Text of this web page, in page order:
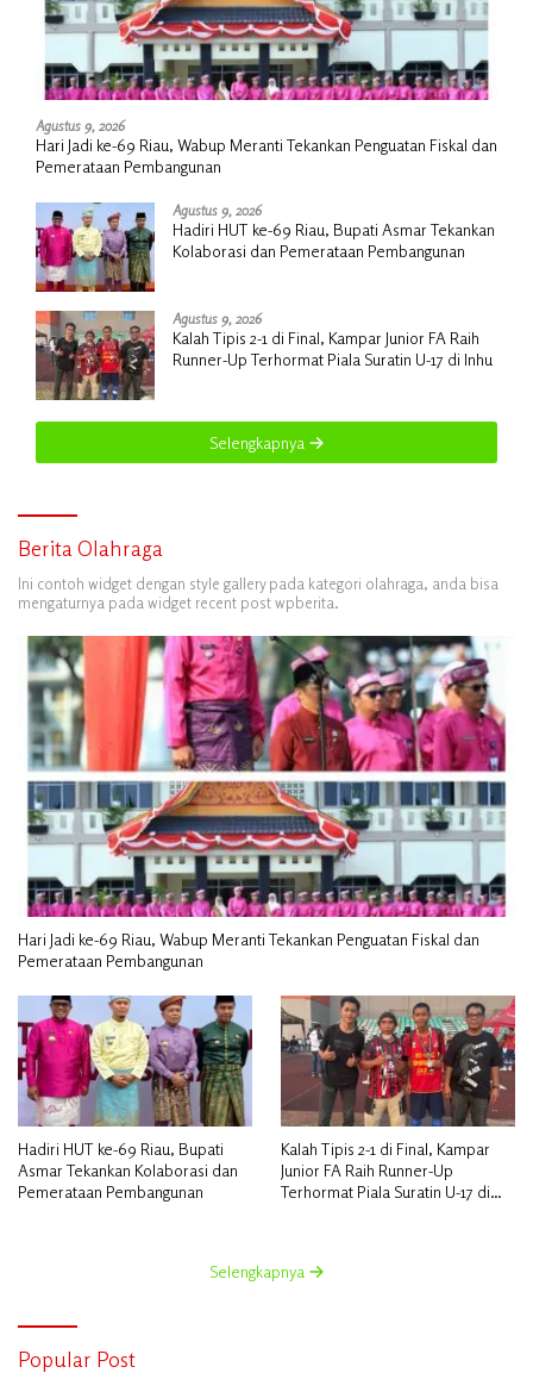
Agustus 9, 2026
Hari Jadi ke-69 Riau, Wabup Meranti Tekankan Penguatan Fiskal dan
Pemerataan Pembangunan
Agustus 9, 2026
Hadiri HUT ke-69 Riau, Bupati Asmar Tekankan
Kolaborasi dan Pemerataan Pembangunan
Agustus 9, 2026
Kalah Tipis 2-1 di Final, Kampar Junior FA Raih
Runner-Up Terhormat Piala Suratin U-17 di Inhu
Selengkapnya
Berita Olahraga
Ini contoh widget dengan style gallery pada kategori olahraga, anda bisa
mengaturnya pada widget recent post wpberita.
Hari Jadi ke-69 Riau, Wabup Meranti Tekankan Penguatan Fiskal dan
Pemerataan Pembangunan
Hadiri HUT ke-69 Riau, Bupati
Asmar Tekankan Kolaborasi dan
Pemerataan Pembangunan
Kalah Tipis 2-1 di Final, Kampar
Junior FA Raih Runner-Up
Terhormat Piala Suratin U-17 di
Selengkapnya
Popular Post